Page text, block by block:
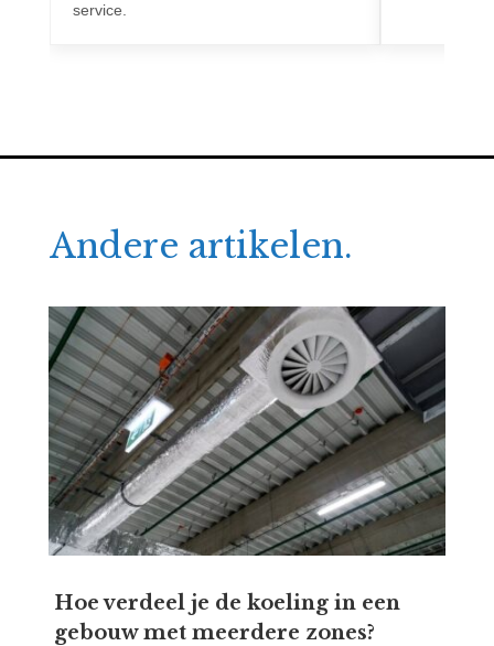
service.
Andere artikelen.
Hoe verdeel je de koeling in een
gebouw met meerdere zones?